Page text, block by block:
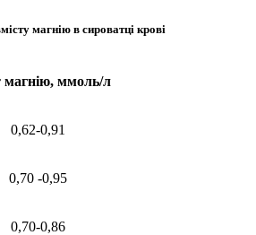
магнію в сироватці крові
магнію, ммоль/л
0,62-0,91
0,70 -0,95
0,70-0,86